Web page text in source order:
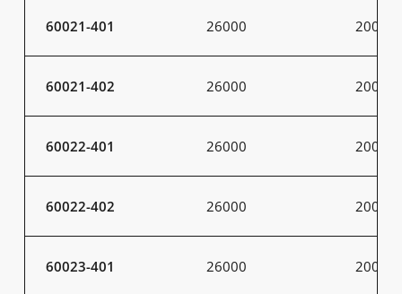
60021-401 26000 200
60021-402 26000 200
60022-401 26000 200
60022-402 26000 200
60023-401 26000 200